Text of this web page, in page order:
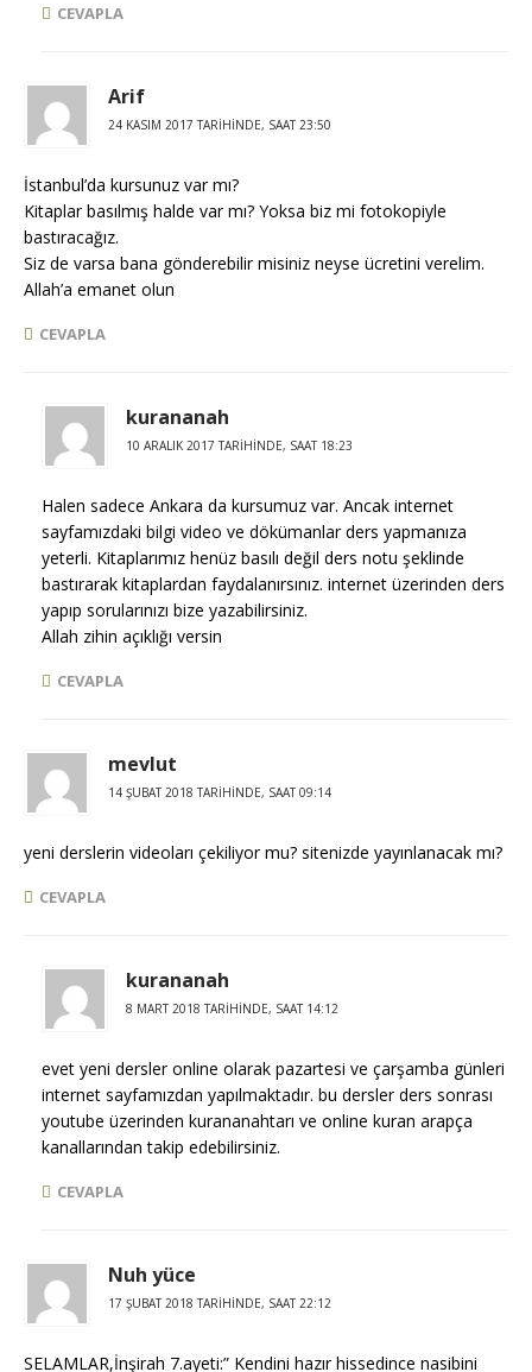
CEVAPLA
Arif
24 KASIM 2017 TARIHINDE, SAAT 23:50
İstanbul’da kursunuz var mı?
Kitaplar basılmış halde var mı? Yoksa biz mi fotokopiyle
bastıracağız.
Siz de varsa bana gönderebilir misiniz neyse ücretini verelim.
Allah’a emanet olun
CEVAPLA
kurananah
10 ARALIK 2017 TARIHINDE, SAAT 18:23
Halen sadece Ankara da kursumuz var. Ancak internet
sayfamızdaki bilgi video ve dökümanlar ders yapmanıza
yeterli. Kitaplarımız henüz basılı değil ders notu şeklinde
bastırarak kitaplardan faydalanırsınız. internet üzerinden ders
yapıp sorularınızı bize yazabilirsiniz.
Allah zihin açıklığı versin
CEVAPLA
mevlut
14 ŞUBAT 2018 TARIHINDE, SAAT 09:14
yeni derslerin videoları çekiliyor mu? sitenizde yayınlanacak mı?
CEVAPLA
kurananah
8 MART 2018 TARIHINDE, SAAT 14:12
evet yeni dersler online olarak pazartesi ve çarşamba günleri
internet sayfamızdan yapılmaktadır. bu dersler ders sonrası
youtube üzerinden kurananahtarı ve online kuran arapça
kanallarından takip edebilirsiniz.
CEVAPLA
Nuh yüce
17 ŞUBAT 2018 TARIHINDE, SAAT 22:12
SELAMLAR,İnşirah 7.ayeti:” Kendini hazır hissedince nasibini